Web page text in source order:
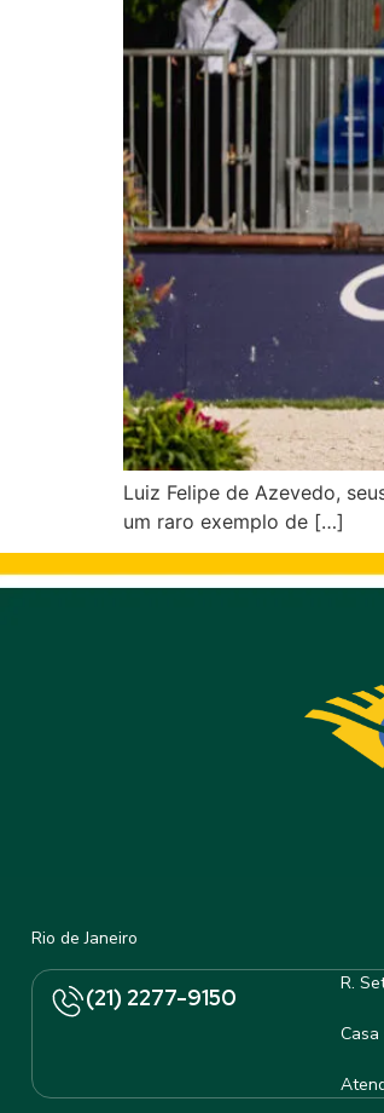
Luiz Felipe de Azevedo,
um raro exemplo de […]
Rio de Janeiro
(21) 2277-9150
R.